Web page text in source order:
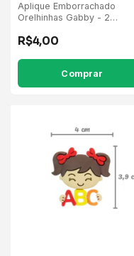
Aplique Emborrachado
Orelhinhas Gabby - 2
R$4,00